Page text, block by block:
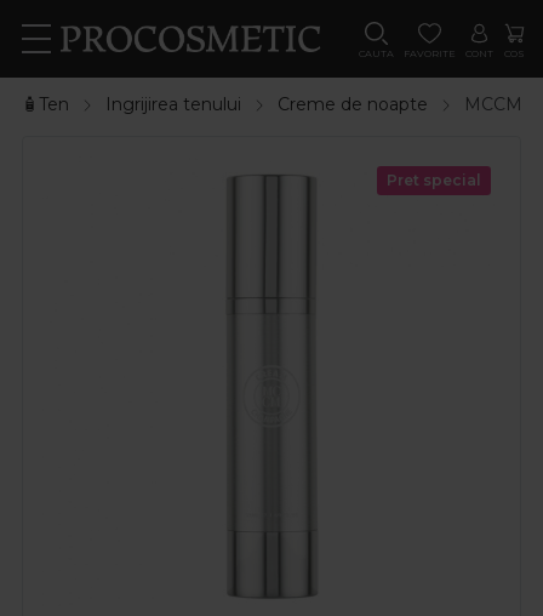
CAUTA FAVORITE CONT COS
🧴Ten Ingrijirea tenului Creme de noapte MCCM
Pret special